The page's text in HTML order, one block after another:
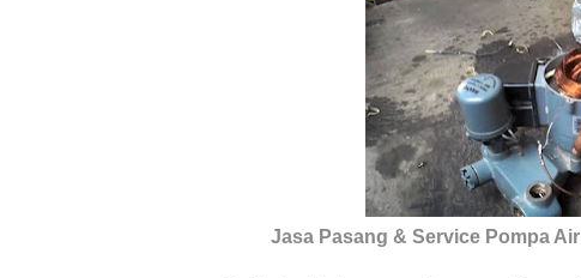
Jasa Pasang & Service Pompa Air